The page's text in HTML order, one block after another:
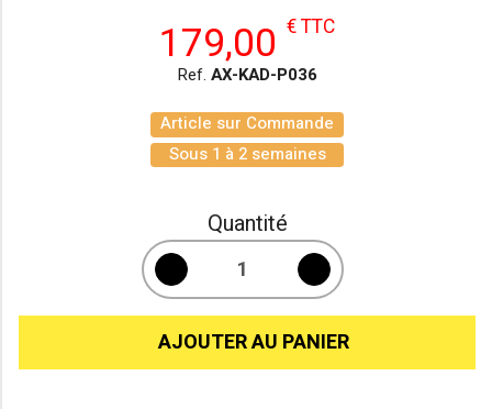
179,00 € TTC
Ref. AX-KAD-P036
Article sur Commande
Sous 1 à 2 semaines
Quantité
AJOUTER AU PANIER